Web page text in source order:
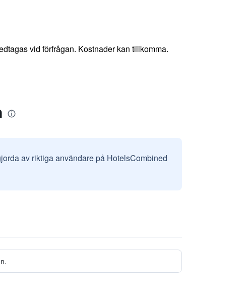
vid förfrågan. Kostnader kan tillkomma.
av riktiga användare på HotelsCombined